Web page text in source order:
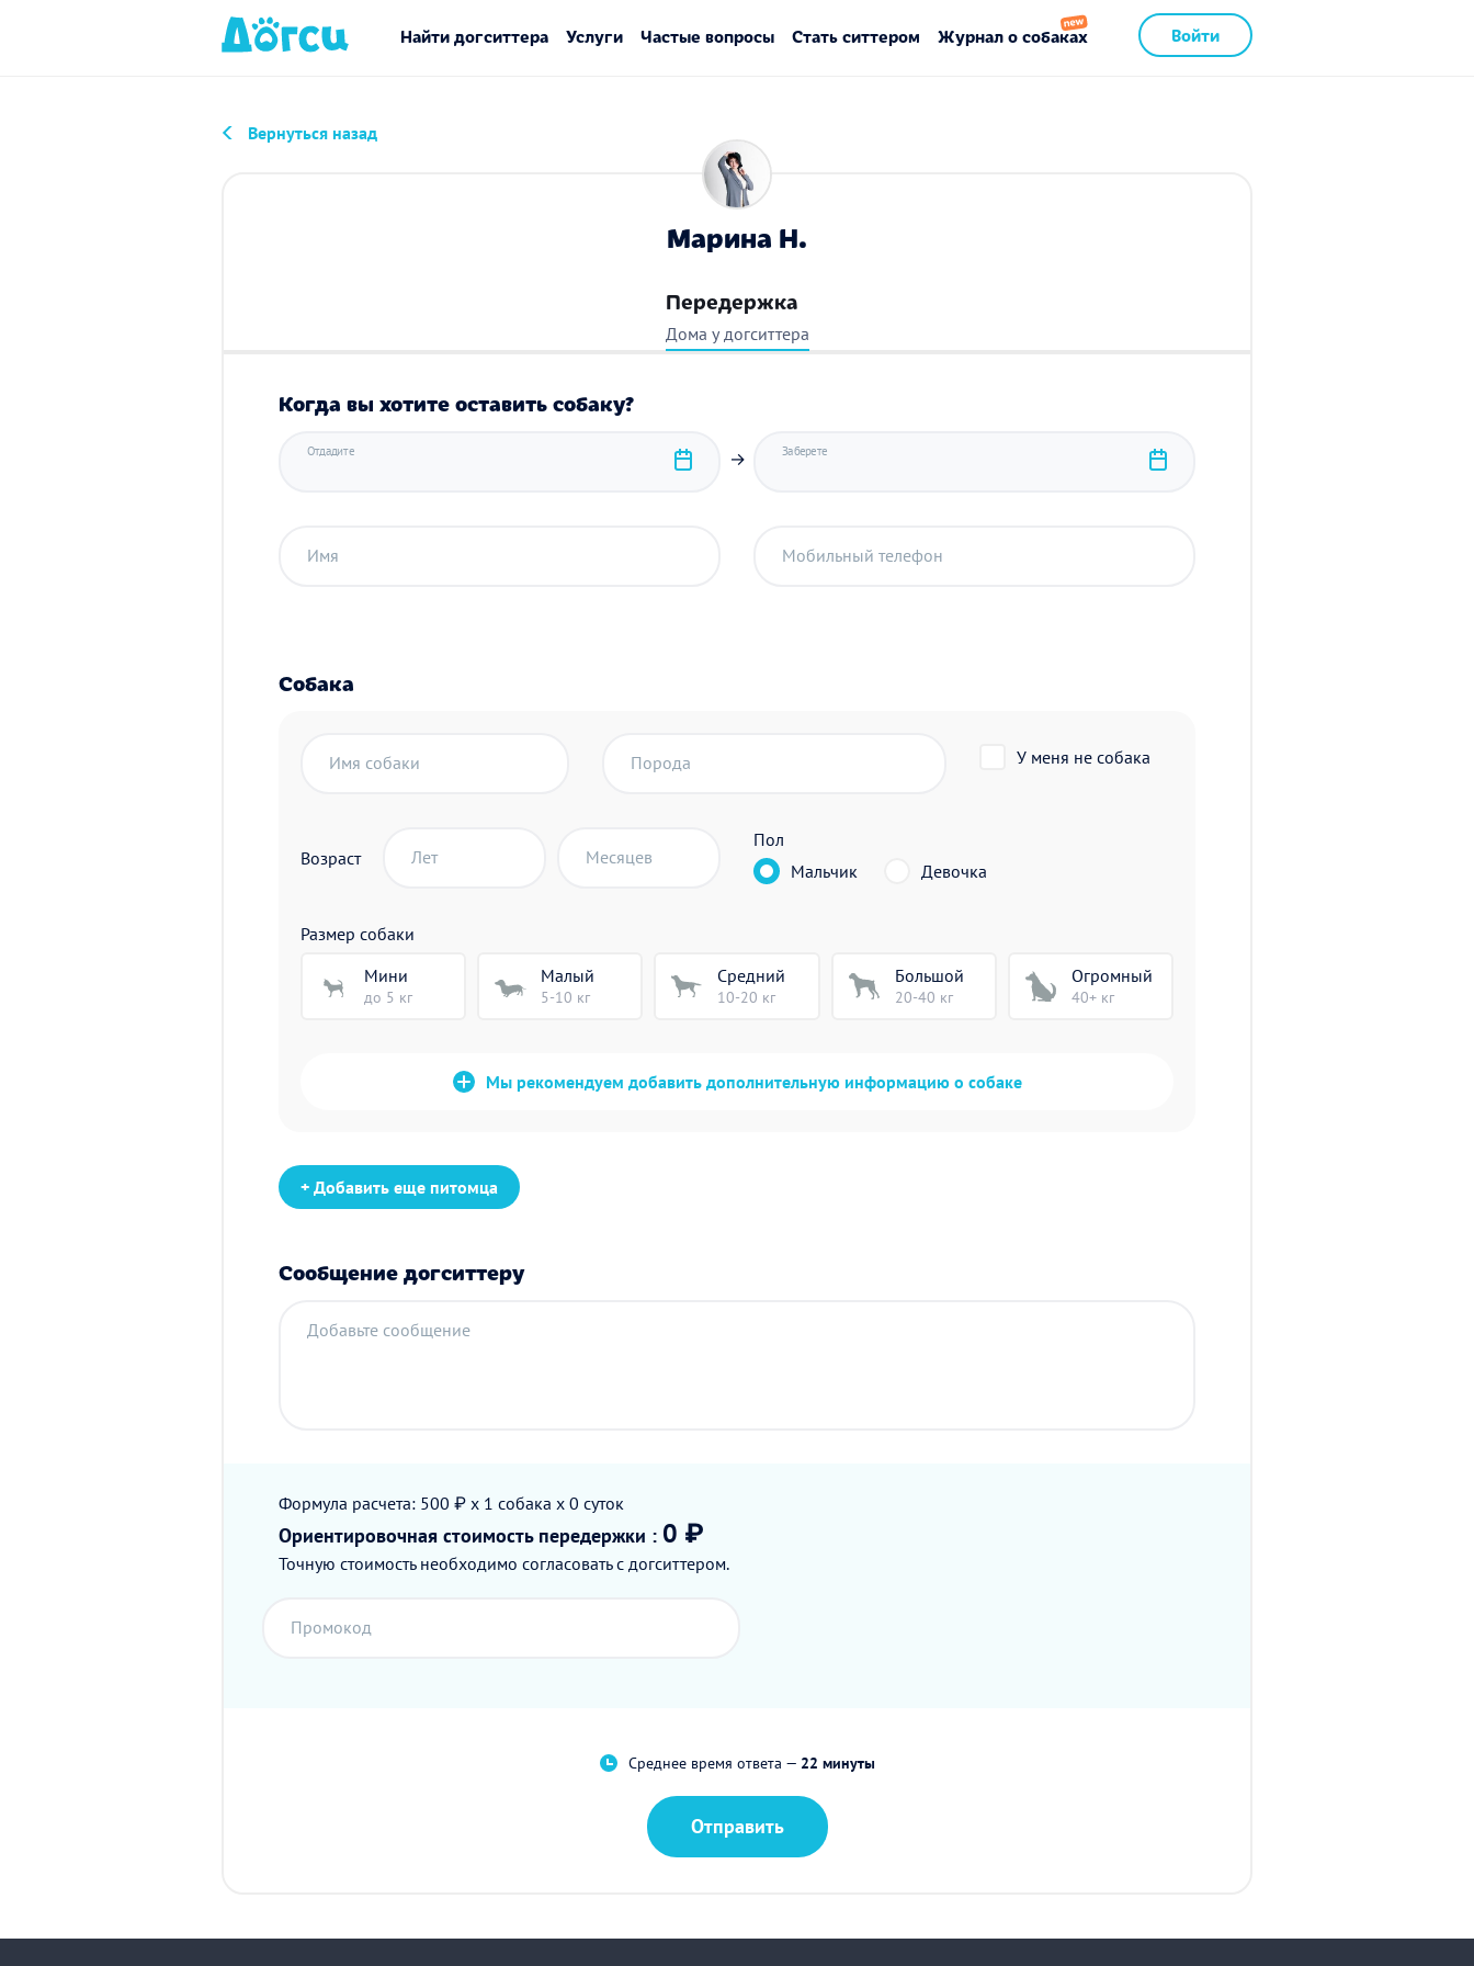
Войти
Найти догситтера Услуги Частые вопросы Стать ситтером Журнал о собаках
Вернуться назад
Марина Н.
Передержка
Дома у догситтера
Когда вы хотите оставить собаку?
Отдадите Заберете
Имя Мобильный телефон
Собака
Имя собаки Порода У меня не собака
Возраст Лет Месяцев
Пол
Мальчик
Девочка
Размер собаки
Мини
до 5 кг
Малый
5-10 кг
Средний
10-20 кг
Большой
20-40 кг
Огромный
40+ кг
Мы рекомендуем добавить дополнительную информацию о собаке
+ Добавить еще питомца
Сообщение догситтеру
Добавьте сообщение
Формула расчета: 500 ₽ x 1 собака x 0 суток
Ориентировочная стоимость передержки : 0 ₽
Точную стоимость необходимо согласовать с догситтером.
Промокод
Среднее время ответа — 22 минуты
Отправить